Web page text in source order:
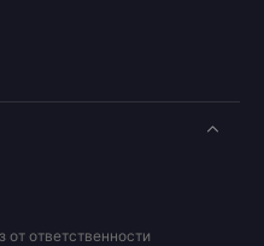
от ответственности